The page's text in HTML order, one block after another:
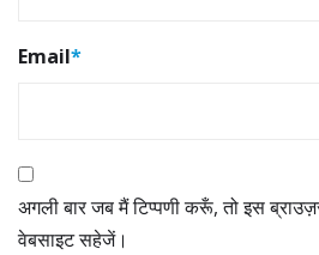
Email*
अगली बार जब मैं टिप्पणी करूँ, तो इस
वेबसाइट सहेजें।